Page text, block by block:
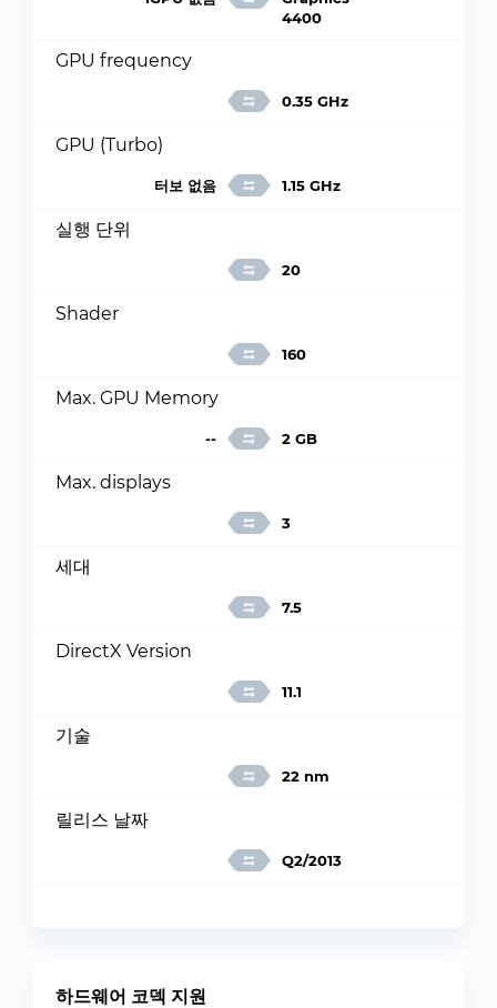
4400
GPU frequency
0.35 GHz
GPU (Turbo)
터보 없음 1.15 GHz
실행 단위
20
Shader
160
Max. GPU Memory
-- 2 GB
Max. displays
3
세대
7.5
DirectX Version
11.1
기술
22 nm
릴리스 날짜
Q2/2013
하드웨어 코덱 지원